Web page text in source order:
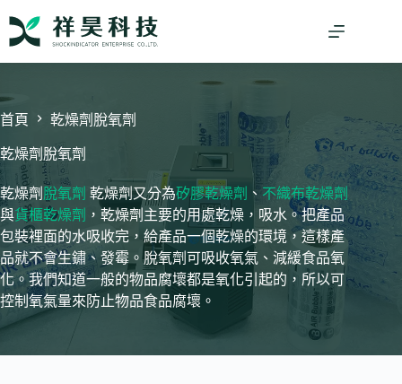
內
容
首頁 乾燥劑脫氧劑
乾燥劑脫氧劑
乾燥劑 脫氧劑 乾燥劑又分為矽膠乾燥劑 、 不織布乾燥劑
與貨櫃乾燥劑 ，乾燥劑主要的用處乾燥，吸水。把產品
包裝裡面的水吸收完，給產品一個乾燥的環境，這樣產
品就不會生鏽、發霉。脫氧劑可吸收氧氣、減緩食品氧
化。我們知道一般的物品腐壞都是氧化引起的，所以可
控制氧氣量來防止物品食品腐壞。